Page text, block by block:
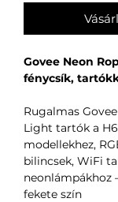
Govee Neon
fénycsík,
Rugalmas
Light tartók a
modellekhez,
bilincsek, WiFi
neonlámpákhoz
fekete szín